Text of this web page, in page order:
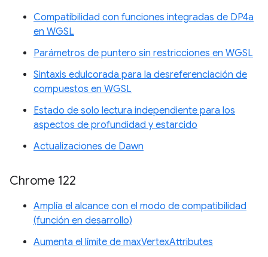
Compatibilidad con funciones integradas de DP4a
en WGSL
Parámetros de puntero sin restricciones en WGSL
Sintaxis edulcorada para la desreferenciación de
compuestos en WGSL
Estado de solo lectura independiente para los
aspectos de profundidad y estarcido
Actualizaciones de Dawn
Chrome 122
Amplía el alcance con el modo de compatibilidad
(función en desarrollo)
Aumenta el límite de maxVertexAttributes